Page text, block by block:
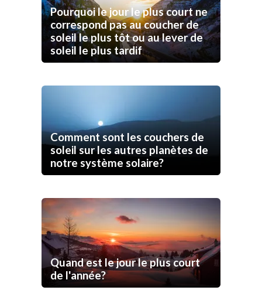
Pourquoi le jour le plus court ne
correspond pas au coucher de
soleil le plus tôt ou au lever de
soleil le plus tardif
Comment sont les couchers de
soleil sur les autres planètes de
notre système solaire?
Quand est le jour le plus court
de l'année?